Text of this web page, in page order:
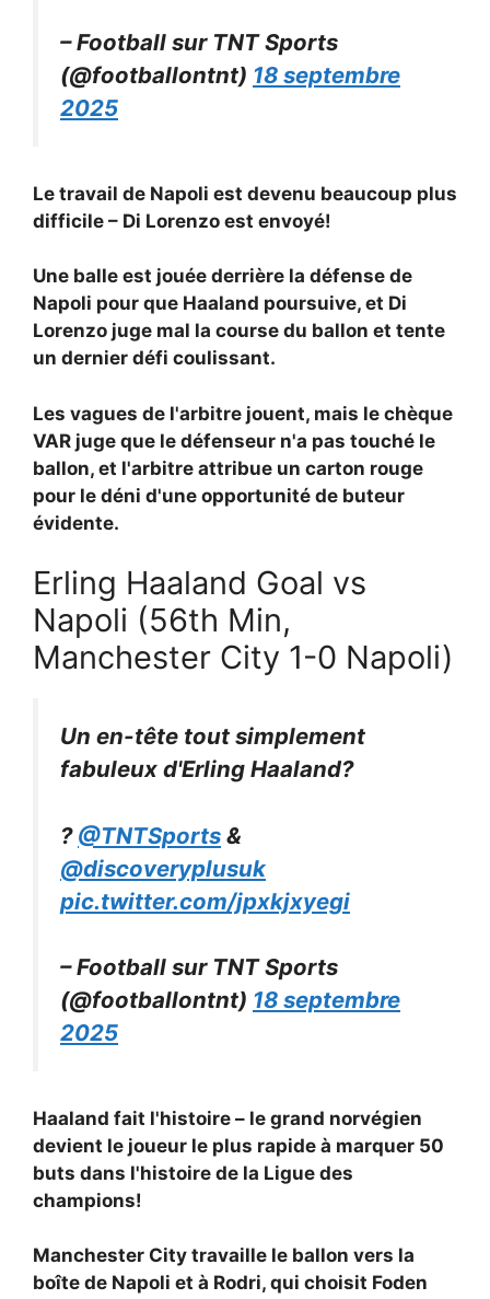
– Football sur TNT Sports
(@footballontnt) 18 septembre
2025
Le travail de Napoli est devenu beaucoup plus
difficile – Di Lorenzo est envoyé!
Une balle est jouée derrière la défense de
Napoli pour que Haaland poursuive, et Di
Lorenzo juge mal la course du ballon et tente
un dernier défi coulissant.
Les vagues de l'arbitre jouent, mais le chèque
VAR juge que le défenseur n'a pas touché le
ballon, et l'arbitre attribue un carton rouge
pour le déni d'une opportunité de buteur
évidente.
Erling Haaland Goal vs
Napoli (56th Min,
Manchester City 1-0 Napoli)
Un en-tête tout simplement
fabuleux d'Erling Haaland?
? @TNTSports &
@discoveryplusuk
pic.twitter.com/jpxkjxyegi
– Football sur TNT Sports
(@footballontnt) 18 septembre
2025
Haaland fait l'histoire – le grand norvégien
devient le joueur le plus rapide à marquer 50
buts dans l'histoire de la Ligue des
champions!
Manchester City travaille le ballon vers la
boîte de Napoli et à Rodri, qui choisit Foden